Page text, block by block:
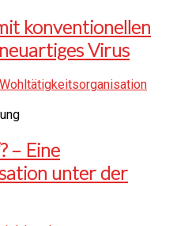
konventionellen
Virus
– Eine
unter der